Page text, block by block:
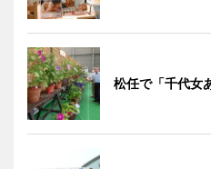
松任で「千代女